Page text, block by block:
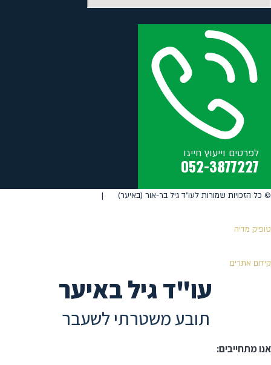
לפרטים וייעוץ חייגו
052-3877227
©️ כל הזכויות שמורות לעו"ד גיל בר-אור (באיער) |
טופיק מדיה
קידום אתרים
עו"ד גיל באיער
תובע משטרתי לשעבר
אנו מתחייבים: